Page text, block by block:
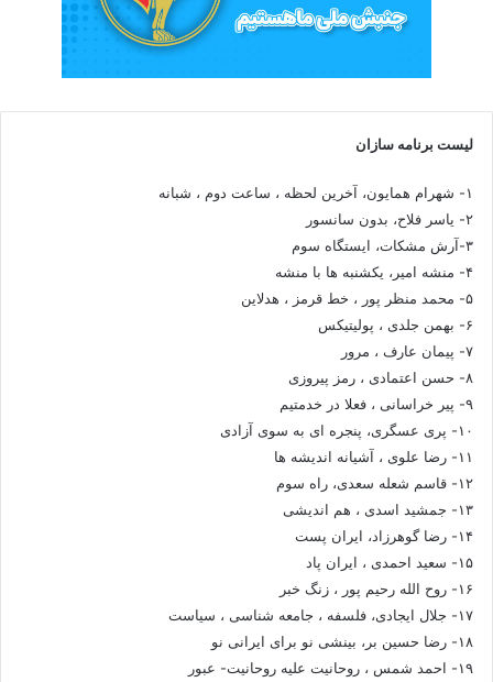
لیست برنامه سازان
۱- شهرام همایون، آخرین لحظه ، ساعت دوم ، شبانه
۲- یاسر فلاح، بدون سانسور
۳-آرش مشکات، ایستگاه سوم
۴- منشه امیر، یکشنبه ها با منشه
۵- محمد منظر پور ، خط قرمز ، هدلاین
۶- بهمن جلدی ، پولیتیکس
۷- پیمان عارف ، مرور
۸- حسن اعتمادی ، رمز پیروزی
۹- پیر خراسانی ، فعلا در خدمتیم
۱۰- پری عسگری، پنجره ای به سوی آزادی
۱۱- رضا علوی ، آشیانه اندیشه ها
۱۲- قاسم شعله سعدی، راه سوم
۱۳- جمشید اسدی ، هم اندیشی
۱۴- رضا گوهرزاد، ایران پست
۱۵- سعید احمدی ، ایران پاد
۱۶- روح الله رحیم پور ، زنگ خبر
۱۷- جلال ایجادی، فلسفه ، جامعه شناسی ، سیاست
۱۸- رضا حسین بر، بینشی نو برای ایرانی نو
۱۹- احمد شمس ، روحانیت علیه روحانیت- عبور